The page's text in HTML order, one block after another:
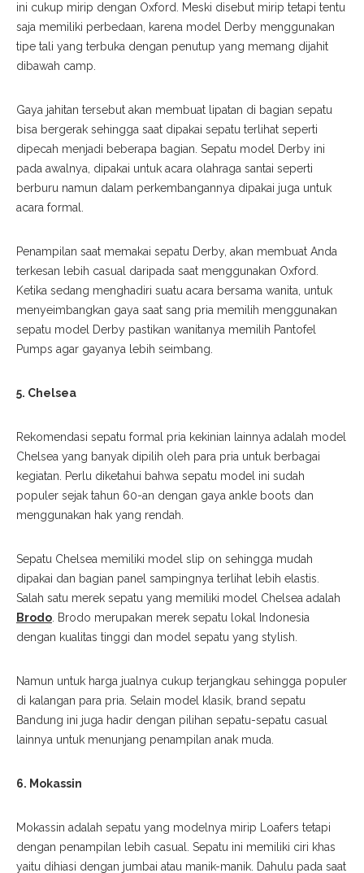
ini cukup mirip dengan Oxford. Meski disebut mirip tetapi tentu
saja memiliki perbedaan, karena model Derby menggunakan
tipe tali yang terbuka dengan penutup yang memang dijahit
dibawah camp.
Gaya jahitan tersebut akan membuat lipatan di bagian sepatu
bisa bergerak sehingga saat dipakai sepatu terlihat seperti
dipecah menjadi beberapa bagian. Sepatu model Derby ini
pada awalnya, dipakai untuk acara olahraga santai seperti
berburu namun dalam perkembangannya dipakai juga untuk
acara formal.
Penampilan saat memakai sepatu Derby, akan membuat Anda
terkesan lebih casual daripada saat menggunakan Oxford.
Ketika sedang menghadiri suatu acara bersama wanita, untuk
menyeimbangkan gaya saat sang pria memilih menggunakan
sepatu model Derby pastikan wanitanya memilih Pantofel
Pumps agar gayanya lebih seimbang.
5. Chelsea
Rekomendasi sepatu formal pria kekinian lainnya adalah model
Chelsea yang banyak dipilih oleh para pria untuk berbagai
kegiatan. Perlu diketahui bahwa sepatu model ini sudah
populer sejak tahun 60-an dengan gaya ankle boots dan
menggunakan hak yang rendah.
Sepatu Chelsea memiliki model slip on sehingga mudah
dipakai dan bagian panel sampingnya terlihat lebih elastis.
Salah satu merek sepatu yang memiliki model Chelsea adalah
Brodo. Brodo merupakan merek sepatu lokal Indonesia
dengan kualitas tinggi dan model sepatu yang stylish.
Namun untuk harga jualnya cukup terjangkau sehingga populer
di kalangan para pria. Selain model klasik, brand sepatu
Bandung ini juga hadir dengan pilihan sepatu-sepatu casual
lainnya untuk menunjang penampilan anak muda.
6. Mokassin
Mokassin adalah sepatu yang modelnya mirip Loafers tetapi
dengan penampilan lebih casual. Sepatu ini memiliki ciri khas
yaitu dihiasi dengan jumbai atau manik-manik. Dahulu pada saat